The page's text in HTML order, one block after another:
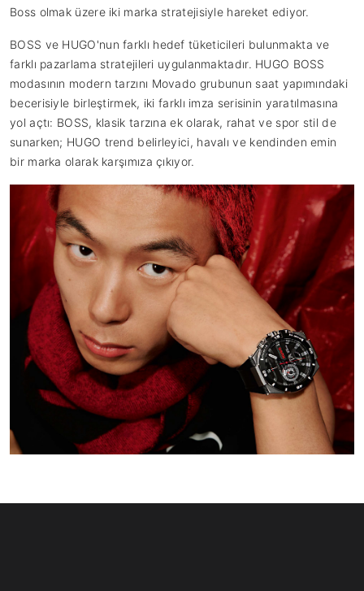
Boss olmak üzere iki marka stratejisiyle hareket ediyor.
BOSS ve HUGO'nun farklı hedef tüketicileri bulunmakta ve
farklı pazarlama stratejileri uygulanmaktadır. HUGO BOSS
modasının modern tarzını Movado grubunun saat yapımındaki
becerisiyle birleştirmek, iki farklı imza serisinin yaratılmasına
yol açtı: BOSS, klasik tarzına ek olarak, rahat ve spor stil de
sunarken; HUGO trend belirleyici, havalı ve kendinden emin
bir marka olarak karşımıza çıkıyor.